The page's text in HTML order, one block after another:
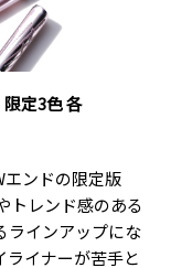
定3色 各
エンドの限定版
トレンド感のある
ラインアップにな
ライナーが苦手と